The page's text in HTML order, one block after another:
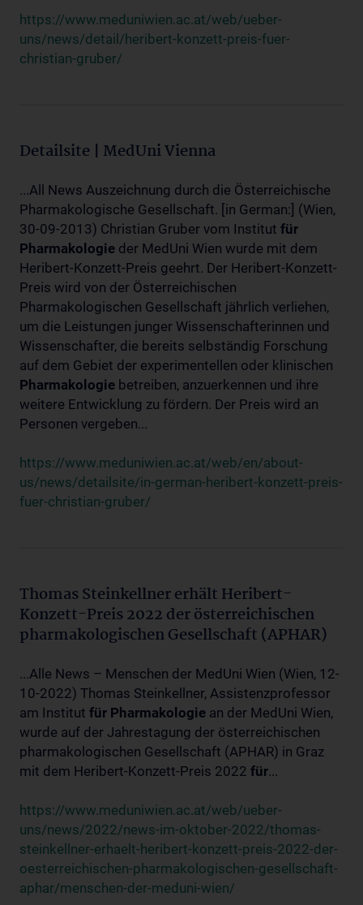
https://www.meduniwien.ac.at/web/ueber-
uns/news/detail/heribert-konzett-preis-fuer-
christian-gruber/
Detailsite | MedUni Vienna
...All News Auszeichnung durch die Österreichische
Pharmakologische Gesellschaft. [in German:] (Wien,
30-09-2013) Christian Gruber vom Institut für
Pharmakologie der MedUni Wien wurde mit dem
Heribert-Konzett-Preis geehrt. Der Heribert-Konzett-
Preis wird von der Österreichischen
Pharmakologischen Gesellschaft jährlich verliehen,
um die Leistungen junger Wissenschafterinnen und
Wissenschafter, die bereits selbständig Forschung
auf dem Gebiet der experimentellen oder klinischen
Pharmakologie betreiben, anzuerkennen und ihre
weitere Entwicklung zu fördern. Der Preis wird an
Personen vergeben...
https://www.meduniwien.ac.at/web/en/about-
us/news/detailsite/in-german-heribert-konzett-preis-
fuer-christian-gruber/
Thomas Steinkellner erhält Heribert-
Konzett-Preis 2022 der österreichischen
pharmakologischen Gesellschaft (APHAR)
...Alle News – Menschen der MedUni Wien (Wien, 12-
10-2022) Thomas Steinkellner, Assistenzprofessor
am Institut für Pharmakologie an der MedUni Wien,
wurde auf der Jahrestagung der österreichischen
pharmakologischen Gesellschaft (APHAR) in Graz
mit dem Heribert-Konzett-Preis 2022 für...
https://www.meduniwien.ac.at/web/ueber-
uns/news/2022/news-im-oktober-2022/thomas-
steinkellner-erhaelt-heribert-konzett-preis-2022-der-
oesterreichischen-pharmakologischen-gesellschaft-
aphar/menschen-der-meduni-wien/